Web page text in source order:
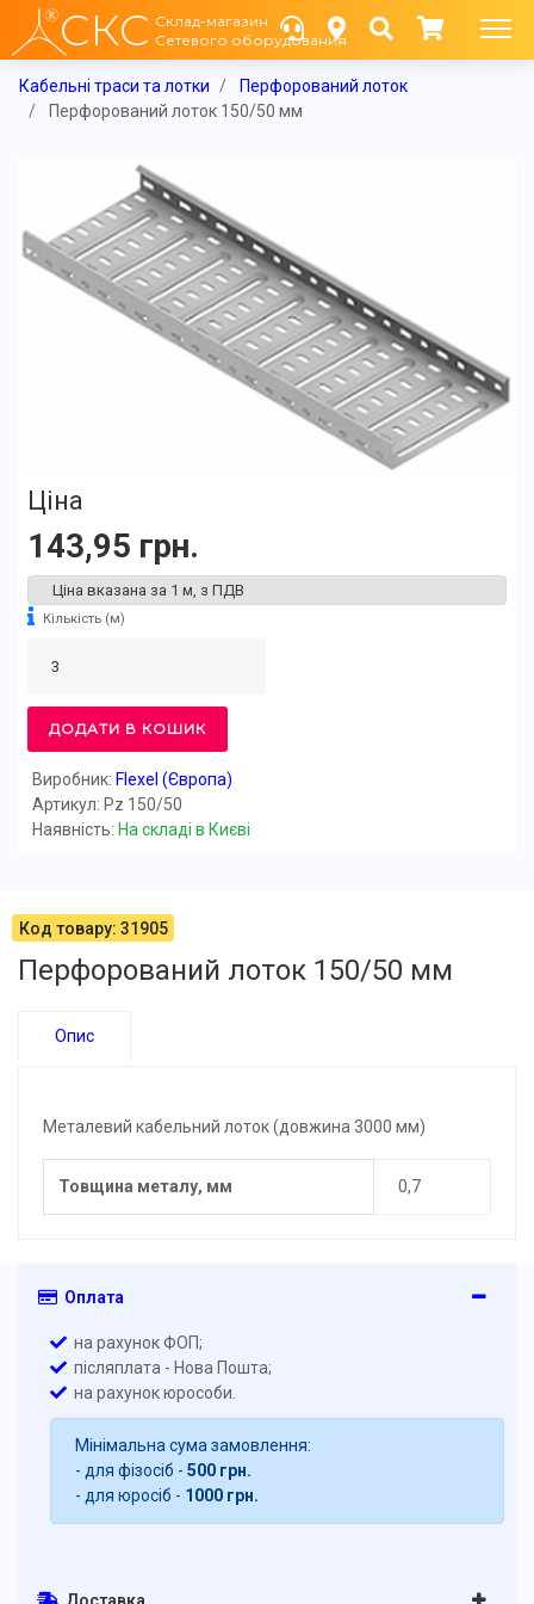
СКС Склад-магазин
Сетевого оборудования
Кабельні траси та лотки
Перфорований лоток
Перфорований лоток 150/50 мм
Ціна
143,95 грн.
Ціна вказана за 1 м, з ПДВ
Кількість (м)
ДОДАТИ В КОШИК
Виробник: Flexel (Європа)
Артикул: Pz 150/50
Наявність: На складі в Києві
Код товару: 31905
Перфорований лоток 150/50 мм
Опис
Металевий кабельний лоток (довжина 3000 мм)
Товщина металу, мм 0,7
Оплата
на рахунок ФОП;
післяплата - Нова Пошта;
на рахунок юрособи.
Мінімальна сума замовлення:
- для фізосіб - 500 грн.
- для юросіб - 1000 грн.